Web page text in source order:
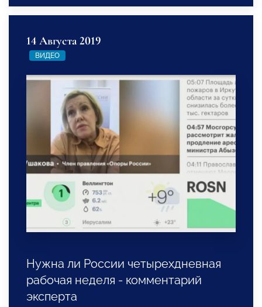
14 Августа 2019
ВИДЕО
Нужна ли России четырехдневная
рабочая неделя - комментарий
эксперта